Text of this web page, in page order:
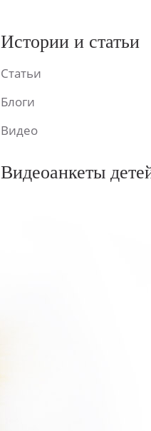
Истории и статьи
Статьи
Блоги
Видео
Видеоанкеты